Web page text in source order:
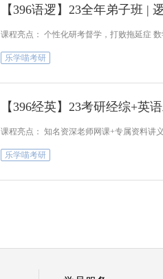
【396语逻】23全年弟子班 |
课程亮点： 个性化研考督学，打败拖延症
乐学喵考研
【396经英】23考研经综+英
课程亮点： 知名资深老师网课+专属资料讲
乐学喵考研